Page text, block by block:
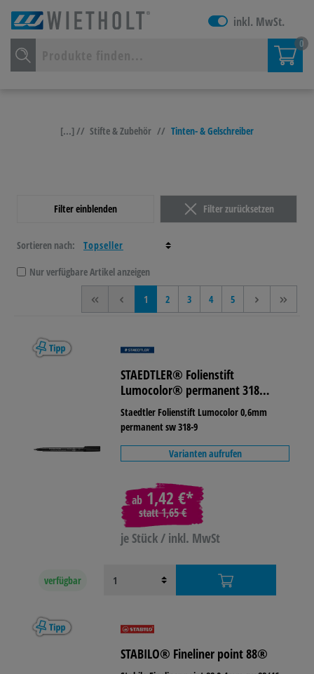
inkl. MwSt.
0
[...] // Stifte & Zubehör // Tinten- & Gelschreiber
Filter einblenden Filter zurücksetzen
Sortieren nach:
Nur verfügbare Artikel anzeigen
<< < 1 2 3 4 5 > >>
STAEDTLER® Folienstift
Lumocolor® permanent 318
lichtbeständig
Staedtler Folienstift Lumocolor 0,6mm
permanent sw 318-9
Varianten aufrufen
ab 1,42 €*
statt1,65 €
je Stück / inkl. MwSt
verfügbar
STABILO® Fineliner point 88®